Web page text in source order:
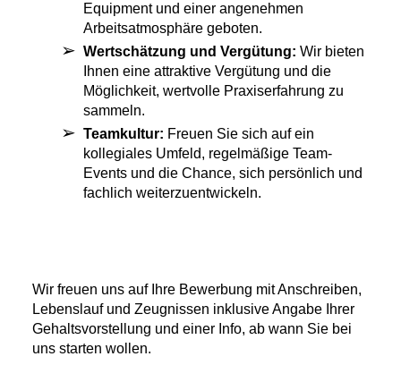
Equipment und einer angenehmen
Arbeitsatmosphäre geboten.
Wertschätzung und Vergütung: Wir bieten
Ihnen eine attraktive Vergütung und die
Möglichkeit, wertvolle Praxiserfahrung zu
sammeln.
Teamkultur: Freuen Sie sich auf ein
kollegiales Umfeld, regelmäßige Team-
Events und die Chance, sich persönlich und
fachlich weiterzuentwickeln.
Wir freuen uns auf Ihre Bewerbung mit Anschreiben,
Lebenslauf und Zeugnissen inklusive Angabe Ihrer
Gehaltsvorstellung und einer Info, ab wann Sie bei
uns starten wollen.